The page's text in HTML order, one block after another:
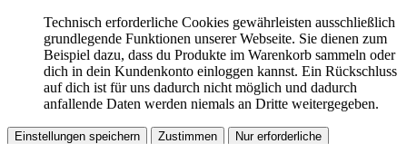
Technisch erforderliche Cookies gewährleisten ausschließlich
grundlegende Funktionen unserer Webseite. Sie dienen zum
Beispiel dazu, dass du Produkte im Warenkorb sammeln oder
dich in dein Kundenkonto einloggen kannst. Ein Rückschluss
auf dich ist für uns dadurch nicht möglich und dadurch
anfallende Daten werden niemals an Dritte weitergegeben.
Einstellungen speichern Zustimmen Nur erforderliche